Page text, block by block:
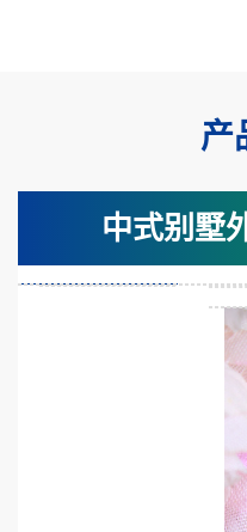
产
中式别墅